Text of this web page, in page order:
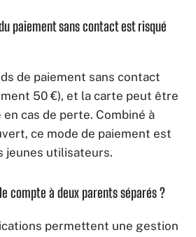
paiement sans contact est risqué
de paiement sans contact
50 €), et la carte peut être
cas de perte. Combiné à
ce mode de paiement est
jeunes utilisateurs.
compte à deux parents séparés ?
permettent une gestion